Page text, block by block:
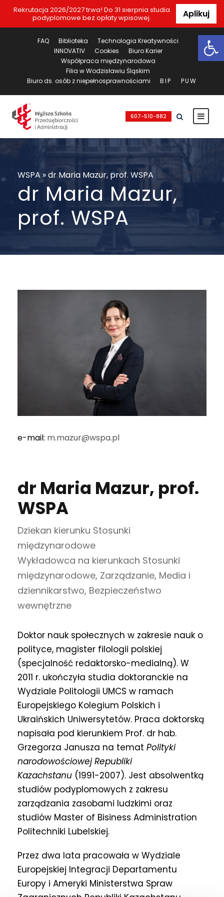
Rekrutacja 2026/2027 trwa! Do 31 sierpnia studia
podyplomowe bez opłaty wpisowej.
Aplikuj
FAQ Biblioteka
Technologia Kreatywności
INNOVATIV
Cookies
Biuro Karier
Współpraca międzynarodowa
Filia w Wodzisławiu Śląskim
Biuro ds. osób z niepełnosprawnościami
BIP PUW
607-510-882
WSPA »dr Maria Mazur, prof. WSPA
dr Maria Mazur,
prof. WSPA
e-mail: m.mazur@wspa.pl
dr Maria Mazur, prof.
WSPA
Dziekan kierunku Stosunki
międzynarodowe
Wykładowca na kierunkach Stosunki
międzynarodowe, Zarządzanie, Media i
dziennikarstwo, Bezpieczeństwo
wewnętrzne
Doktor nauk społecznych w zakresie nauk o
polityce, magister filologii polskiej
(specjalność redaktorsko-medialną). W
2011 r. ukończyła studia doktoranckie na
Wydziale Politologii UMCS w ramach
Europejskiego Kolegium Polskich i
Ukraińskich Uniwersytetów. Praca doktorską
napisała pod kierunkiem Prof. dr hab.
Grzegorza Janusza na temat Polityki
narodowościowej Republiki
Kazachstanu (1991-2007). Jest absolwentką
studiów podyplomowych z zakresu
zarządzania zasobami ludzkimi oraz
studiów Master of Bisiness Administration
Politechniki Lubelskiej.
Przez dwa lata pracowała w Wydziale
Europejskiej Integracji Departamentu
Europy i Ameryki Ministerstwa Spraw